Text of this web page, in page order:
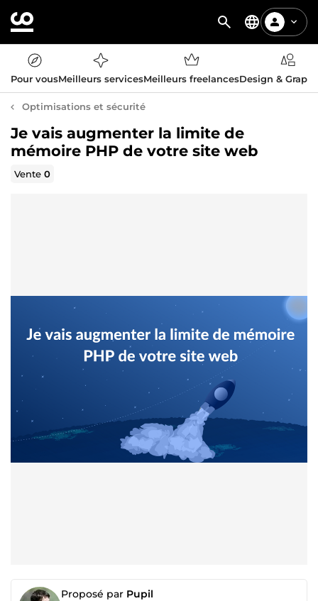
Pour vousMeilleurs servicesMeilleurs freelancesDesign &
Optimisations et sécurité
Je vais augmenter la limite de
mémoire PHP de votre site web
Vente0
Proposé par Pupil